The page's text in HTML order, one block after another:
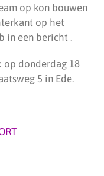
op kon bouwen
op het
in een bericht .
op donderdag 18
5 in Ede.